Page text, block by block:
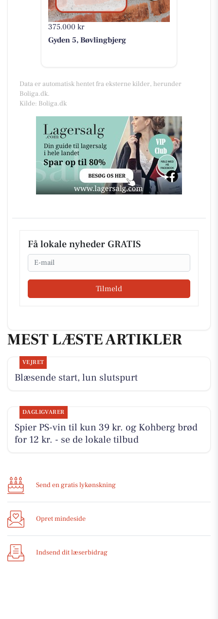
375.000 kr
Gyden 5, Bøvlingbjerg
Data er automatisk hentet fra eksterne kilder, herunder
Boliga.dk.
Kilde: Boliga.dk
Få lokale nyheder GRATIS
Email
Tilmeld
MEST LÆSTE ARTIKLER
VEJRET
Blæsende start, lun slutspurt
DAGLIGVARER
Spier PS-vin til kun 39 kr. og Kohberg brød
for 12 kr. - se de lokale tilbud
Send en gratis lykønskning
Opret mindeside
Indsend dit læserbidrag